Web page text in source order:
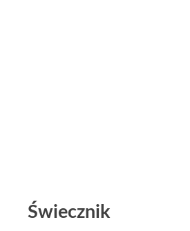
Świecznik